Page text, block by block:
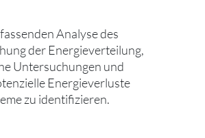
Analyse des
der Energieverteilung,
Untersuchungen und
Energieverluste
zu identifizieren.